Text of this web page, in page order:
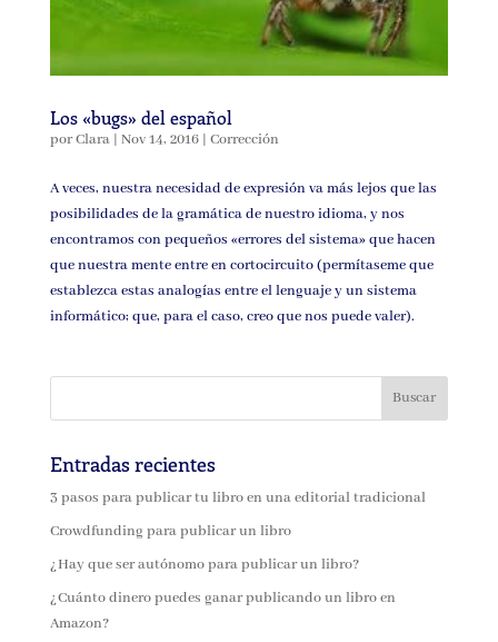
Los «bugs» del español
porClara| Nov 14, 2016| Corrección
A veces, nuestra necesidad de expresión va más lejos que las
posibilidades de la gramática de nuestro idioma, y nos
encontramos con pequeños «errores del sistema» que hacen
que nuestra mente entre en cortocircuito (permítaseme que
establezca estas analogías entre el lenguaje y un sistema
informático; que, para el caso, creo que nos puede valer).
Entradas recientes
3 pasos para publicar tu libro en una editorial tradicional
Crowdfunding para publicar un libro
¿Hay que ser autónomo para publicar un libro?
¿Cuánto dinero puedes ganar publicando un libro en
Amazon?